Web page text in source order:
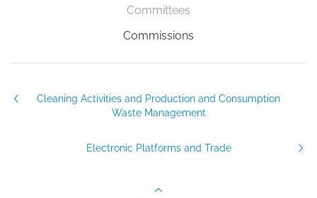
Committees
Commissions
Cleaning Activities and Production and Consumption
Waste Management
Electronic Platforms and Trade